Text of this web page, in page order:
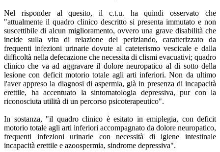
Nel risponder al quesito, il c.t.u. ha quindi osservato che
"attualmente il quadro clinico descritto si presenta immutato e non
suscettibile di alcun miglioramento, ovvero una grave disabilità che
incide sulla vita di relazione del periziando, caratterizzato da
frequenti infezioni urinarie dovute al cateterismo vescicale e dalla
difficoltà nella defecazione che necessita di clismi evacuativi; quadro
clinico che va ad aggravare il dolore neuropatico al di sotto della
lesione con deficit motorio totale agli arti inferiori. Non da ultimo
l'aver appreso la diagnosi di aspermia, già in presenza di incapacità
erettile, ha accentuato la sintomatologia depressiva, pur con la
riconosciuta utilità di un percorso psicoterapeutico".
In sostanza, "il quadro clinico è esitato in emiplegia, con deficit
motorio totale agli arti inferiori accompagnato da dolore neuropatico,
frequenti infezioni urinarie con necessità di igiene intestinale
incapacità erettile e azoospermia, sindrome depressiva".